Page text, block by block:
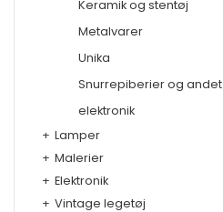
Keramik og stentøj
Metalvarer
Unika
Snurrepiberier og andet
elektronik
+ Lamper
+ Malerier
+ Elektronik
+ Vintage legetøj